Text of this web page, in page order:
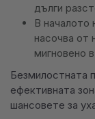
дълги
В началото
насочва от
мигновено
Безмилостната
ефективната
шансовете за